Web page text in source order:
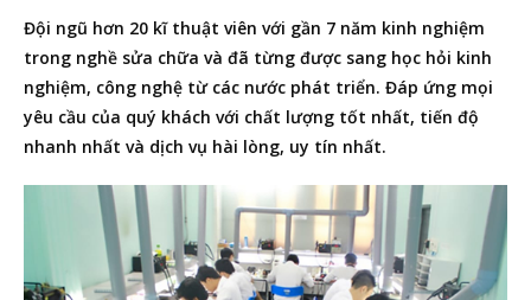
Đội ngũ hơn 20 kĩ thuật viên với gần 7 năm kinh nghiệm
trong nghề sửa chữa và đã từng được sang học hỏi kinh
nghiệm, công nghệ từ các nước phát triển. Đáp ứng mọi
yêu cầu của quý khách với chất lượng tốt nhất, tiến độ
nhanh nhất và dịch vụ hài lòng, uy tín nhất.